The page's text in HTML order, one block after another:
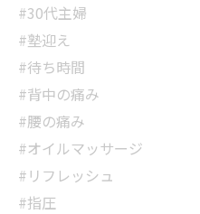
#30代主婦
#塾迎え
#待ち時間
#背中の痛み
#腰の痛み
#オイルマッサージ
#リフレッシュ
#指圧